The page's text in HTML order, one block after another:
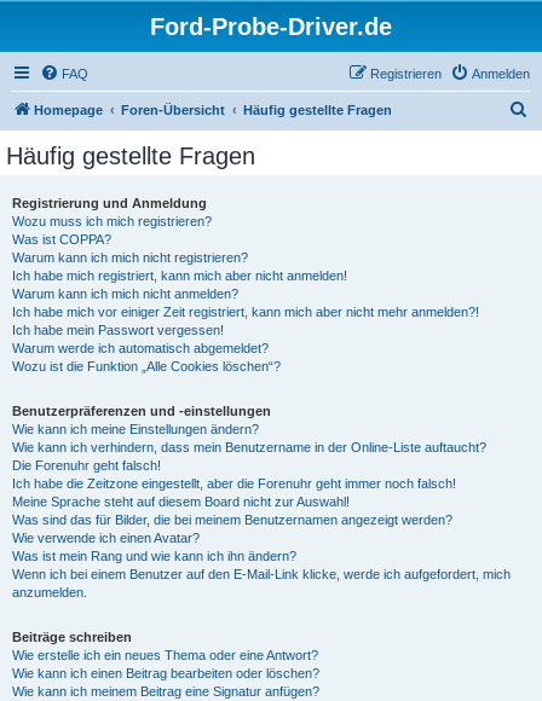
Ford-Probe-Driver.de
FAQ Anmelden
Registrieren
Homepage Foren-Übersicht Häufig gestellte Fragen
Häufig gestellte Fragen
Registrierung und Anmeldung
Wozu muss ich mich registrieren?
Was ist COPPA?
Warum kann ich mich nicht registrieren?
Ich habe mich registriert, kann mich aber nicht anmelden!
Warum kann ich mich nicht anmelden?
Ich habe mich vor einiger Zeit registriert, kann mich aber nicht mehr anmelden?!
Ich habe mein Passwort vergessen!
Warum werde ich automatisch abgemeldet?
Wozu ist die Funktion „Alle Cookies löschen“?
Benutzerpräferenzen und -einstellungen
Wie kann ich meine Einstellungen ändern?
Wie kann ich verhindern, dass mein Benutzername in der Online-Liste auftaucht?
Die Forenuhr geht falsch!
Ich habe die Zeitzone eingestellt, aber die Forenuhr geht immer noch falsch!
Meine Sprache steht auf diesem Board nicht zur Auswahl!
Was sind das für Bilder, die bei meinem Benutzernamen angezeigt werden?
Wie verwende ich einen Avatar?
Was ist mein Rang und wie kann ich ihn ändern?
Wenn ich bei einem Benutzer auf den E-Mail-Link klicke, werde ich aufgefordert, mich
anzumelden.
Beiträge schreiben
Wie erstelle ich ein neues Thema oder eine Antwort?
Wie kann ich einen Beitrag bearbeiten oder löschen?
Wie kann ich meinem Beitrag eine Signatur anfügen?